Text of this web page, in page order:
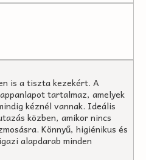
is a tiszta kezekért. A
tartalmaz, amelyek
kéznél vannak. Ideális
közben, amikor nincs
Könnyű, higiénikus és
alapdarab minden